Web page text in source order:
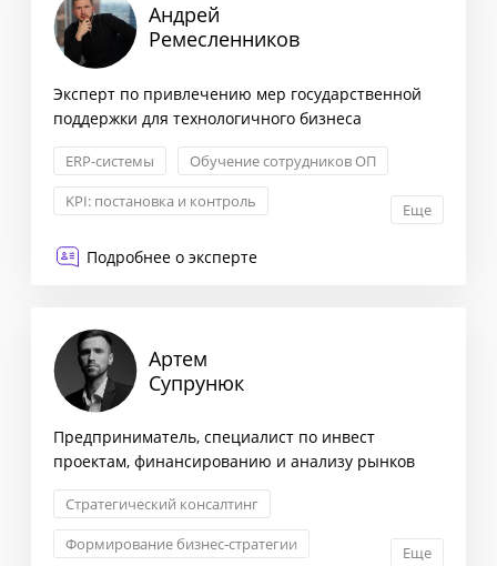
Андрей
Ремесленников
Эксперт по привлечению мер государственной
поддержки для технологичного бизнеса
ERP-системы
Обучение сотрудников ОП
KPI: постановка и контроль
Еще
Подробнее о эксперте
Артем
Супрунюк
Предприниматель, специалист по инвест
проектам, финансированию и анализу рынков
Стратегический консалтинг
Формирование бизнес-стратегии
Еще